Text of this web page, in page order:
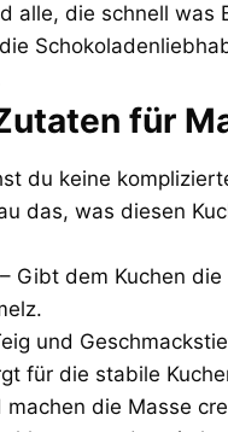
alle, die schnell
für
du keine
das, was diesen
– Gibt dem Kuchen
und
für die stabile
machen die Masse